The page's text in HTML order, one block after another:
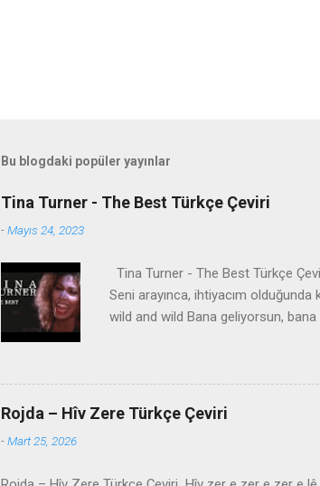
Bu blogdaki popüler yayınlar
Tina Turner - The Best Türkçe Çeviri
-Mayıs 24, 2023
Tina Turner - The Best Türkçe
Seni arayınca, ihtiyacım
wild and wild Bana geliyorsun,
lifetime of promises and a world
dünyası ver Speak the language
konuş, ne anlama geldiğini
yanlış olamaz, kalbimi al And
Rojda – Hîv Zere Türkçe Çeviri
-Mart 25, 2026